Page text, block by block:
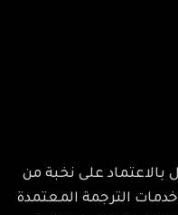
بالاعتماد على نخبة من
الترجمة المعتمدة